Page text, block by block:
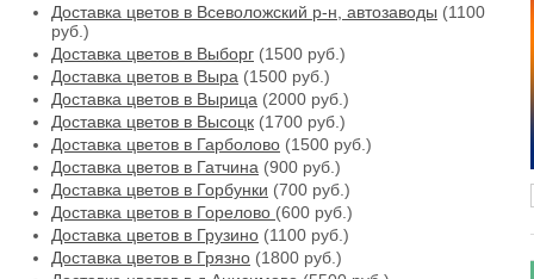
Доставка цветов в Всеволожский р-н, автозаводы (1100
руб.)
Доставка цветов в Выборг (1500 руб.)
Доставка цветов в Выра (1500 руб.)
Доставка цветов в Вырица (2000 руб.)
Доставка цветов в Высоцк (1700 руб.)
Доставка цветов в Гарболово (1500 руб.)
Доставка цветов в Гатчина (900 руб.)
Доставка цветов в Горбунки (700 руб.)
Доставка цветов в Горелово (600 руб.)
Доставка цветов в Грузино (1100 руб.)
Доставка цветов в Грязно (1800 руб.)